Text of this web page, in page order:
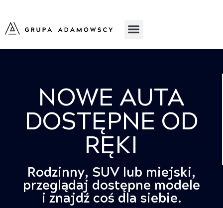
NOWE AUTA
DOSTĘPNE OD
RĘKI
Rodzinny, SUV lub miejski,
przeglądaj dostępne modele
i znajdź coś dla siebie.